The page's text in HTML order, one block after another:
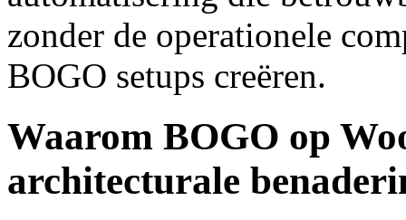
zonder de operationele
BOGO setups creëren.
Waarom BOGO op
architecturale